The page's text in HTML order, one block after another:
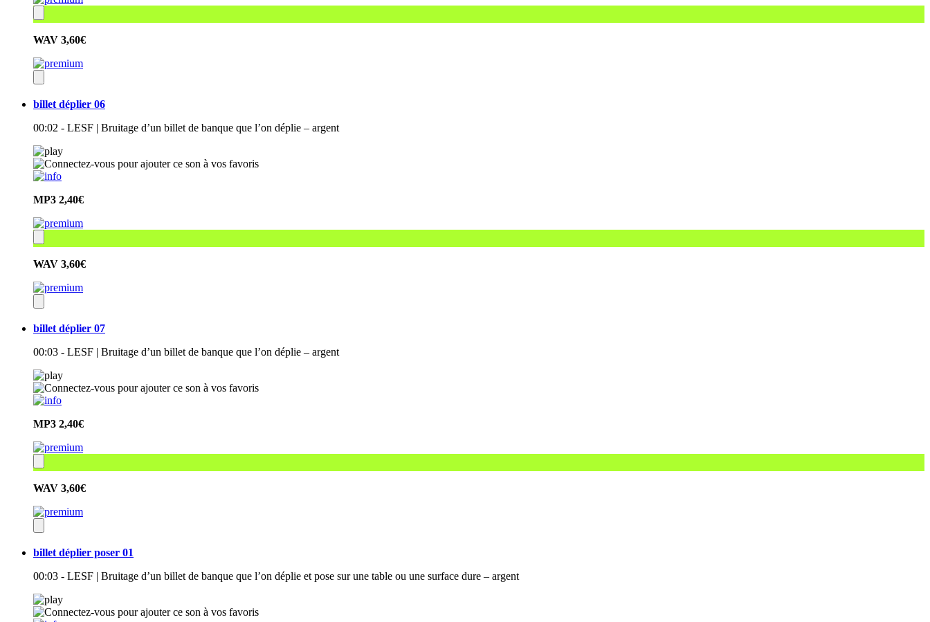
WAV 3,60€
billet déplier 06
00:02 - LESF | Bruitage d’un billet de banque que l’on déplie – argent
MP3 2,40€
WAV 3,60€
billet déplier 07
00:03 - LESF | Bruitage d’un billet de banque que l’on déplie – argent
MP3 2,40€
WAV 3,60€
billet déplier poser 01
00:03 - LESF | Bruitage d’un billet de banque que l’on déplie et pose sur une table ou une surface dure – argent